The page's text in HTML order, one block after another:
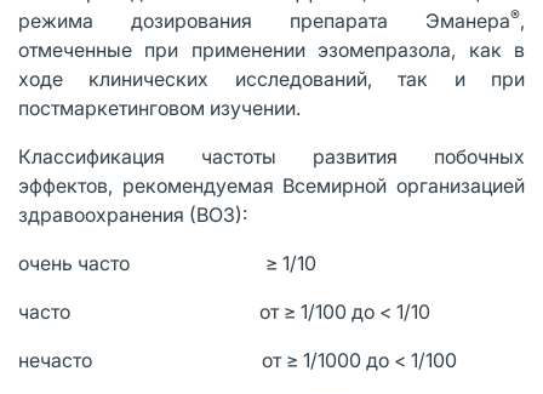
режима дозирования препарата Эманера®,
отмеченные при применении эзомепразола, как в
ходе клинических исследований, так и при
постмаркетинговом изучении.
Классификация частоты развития побочных
эффектов, рекомендуемая Всемирной организацией
здравоохранения (ВОЗ):
очень часто ≥ 1/10
часто от ≥ 1/100 до < 1/10
нечасто от ≥ 1/1000 до < 1/100